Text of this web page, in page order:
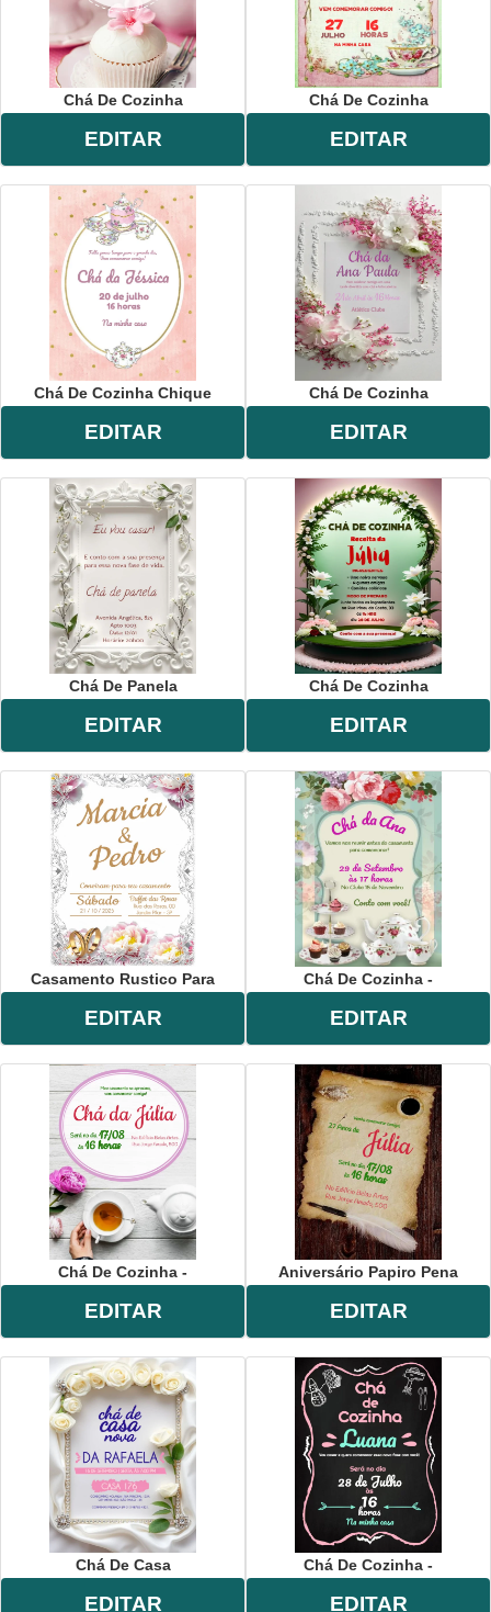
Chá De Cozinha
EDITAR
Chá De Cozinha
EDITAR
Chá De Cozinha Chique
EDITAR
Chá De Cozinha
EDITAR
Chá De Panela
EDITAR
Chá De Cozinha
EDITAR
Casamento Rustico Para
EDITAR
Chá De Cozinha -
EDITAR
Chá De Cozinha -
EDITAR
Aniversário Papiro Pena
EDITAR
Chá De Casa
EDITAR
Chá De Cozinha -
EDITAR